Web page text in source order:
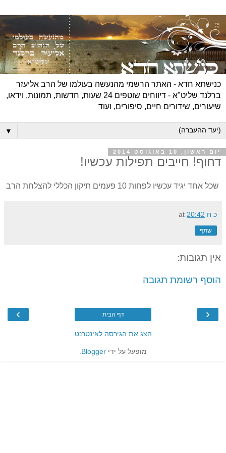
כנישתא חדא - האתר הרשמי מהנעשה בעולמו של הרב אליעזר
ברלנד שליט"א - דיווחים שוטפים 24 שעות, חדשות, תמונות, וידאו,
שיעורים, שידורים חיים, סיפורים, ועוד
▼
יום ראשון, 10 באוגוסט 2014
דחוף! חייבים תפילות עכשיו!
שכל אחד יגיד עכשיו לפחות 10 פעמים תיקון הכללי להצלחת הרב
כ ח at 20:42
שתף
אין תגובות:
הוסף רשומת תגובה
‹
› דף הבית
הצג את הגירסה לאינטרנט
מופעל על ידי Blogger
.